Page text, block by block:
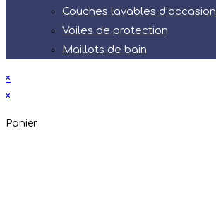
Couches lavables d’occasion
Voiles de protection
Maillots de bain
×
×
Panier